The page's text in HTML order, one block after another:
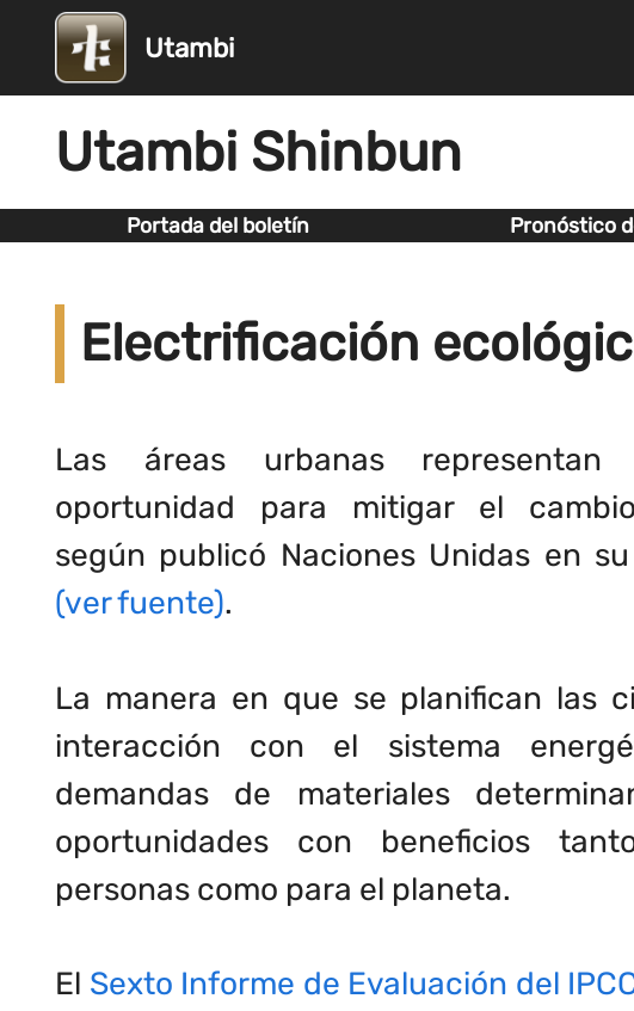
Utambi
Utambi Shinbun
Portada del boletín Pronóstico
Electrificación
Las áreas urbanas
oportunidad para mitigar el
según publicó Naciones Unidas en su
(ver fuente).
La manera en que se planifican las
interacción con el sistema
demandas de materiales
oportunidades con beneficios
personas como para el planeta.
El Sexto Informe de Evaluación del